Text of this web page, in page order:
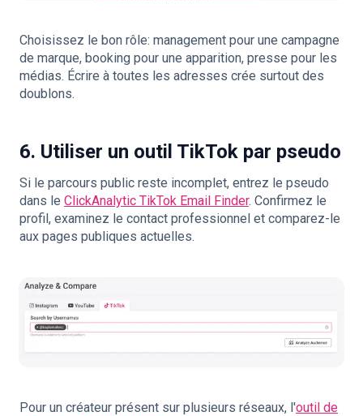
Choisissez le bon rôle: management pour une campagne
de marque, booking pour une apparition, presse pour les
médias. Écrire à toutes les adresses crée surtout des
doublons.
6. Utiliser un outil TikTok par pseudo
Si le parcours public reste incomplet, entrez le pseudo
dans le ClickAnalytic TikTok Email Finder. Confirmez le
profil, examinez le contact professionnel et comparez-le
aux pages publiques actuelles.
Pour un créateur présent sur plusieurs réseaux, l'outil de